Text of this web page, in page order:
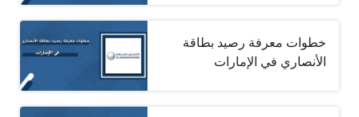
خطوات معرفة رصيد بطاقة
الأنصاري في الإمارات